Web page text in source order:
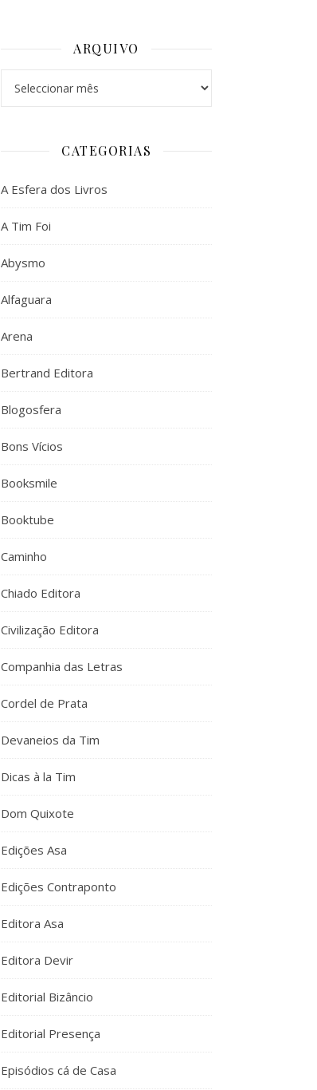
ARQUIVO
CATEGORIAS
A Esfera dos Livros
A Tim Foi
Abysmo
Alfaguara
Arena
Bertrand Editora
Blogosfera
Bons Vícios
Booksmile
Booktube
Caminho
Chiado Editora
Civilização Editora
Companhia das Letras
Cordel de Prata
Devaneios da Tim
Dicas à la Tim
Dom Quixote
Edições Asa
Edições Contraponto
Editora Asa
Editora Devir
Editorial Bizâncio
Editorial Presença
Episódios cá de Casa